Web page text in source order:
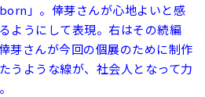
」。倖芽さんが心地よいと感
ようにして表現。右はその続編
芽さんが今回の個展のために制作
うような線が、社会人となって力